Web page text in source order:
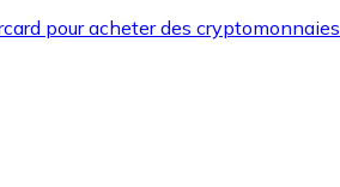
pour acheter des